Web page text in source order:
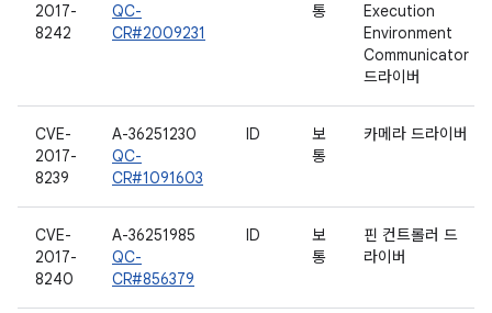
2017-
8242
QC-
CR#2009231
통
Execution
Environment
Communicator
드라이버
CVE-
2017-
8239
A-36251230
QC-
CR#1091603
ID
보
통
카메라 드라이버
CVE-
2017-
8240
A-36251985
QC-
CR#856379
ID
보
통
핀 컨트롤러 드
라이버